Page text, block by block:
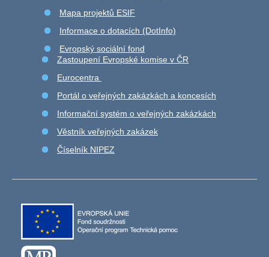
Mapa projektů ESIF
Informace o dotacích (DotInfo)
Evropský sociální fond
Zastoupení Evropské komise v ČR
Eurocentra
Portál o veřejných zakázkách a koncesích
Informační systém o veřejných zakázkách
Věstník veřejných zakázek
Číselník NIPEZ